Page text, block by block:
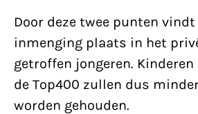
Door deze twee punten
inmenging plaats in het
getroffen jongeren.
de Top400 zullen dus
worden gehouden.